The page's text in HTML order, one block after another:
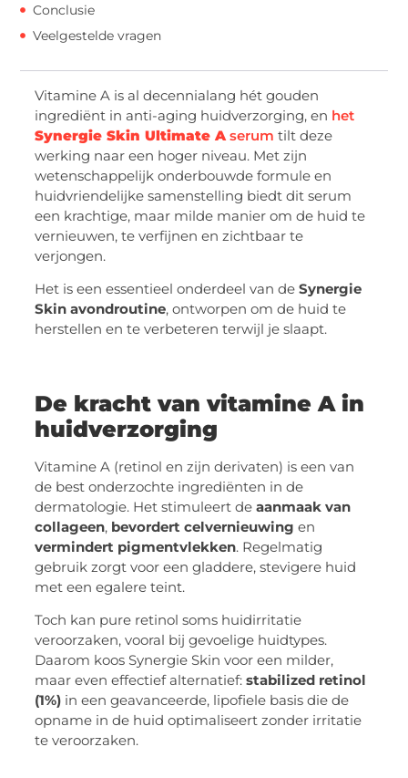
Conclusie
Veelgestelde vragen
Vitamine A is al decennialang hét gouden
ingrediënt in anti-aging huidverzorging, en het
Synergie Skin Ultimate A serum tilt deze
werking naar een hoger niveau. Met zijn
wetenschappelijk onderbouwde formule en
huidvriendelijke samenstelling biedt dit serum
een krachtige, maar milde manier om de huid te
vernieuwen, te verfijnen en zichtbaar te
verjongen.
Het is een essentieel onderdeel van deSynergie
Skin avondroutine, ontworpen om de huid te
herstellen en te verbeteren terwijl je slaapt.
De kracht van vitamine A in
huidverzorging
Vitamine A (retinol en zijn derivaten) is een van
de best onderzochte ingrediënten in de
dermatologie. Het stimuleert deaanmaak van
collageen, bevordert celvernieuwing en
vermindert pigmentvlekken. Regelmatig
gebruik zorgt voor een gladdere, stevigere huid
met een egalere teint.
Toch kan pure retinol soms huidirritatie
veroorzaken, vooral bij gevoelige huidtypes.
Daarom koos Synergie Skin voor een milder,
maar even effectief alternatief:stabilized retinol
(1%) in een geavanceerde, lipofiele basis die de
opname in de huid optimaliseert zonder irritatie
te veroorzaken.